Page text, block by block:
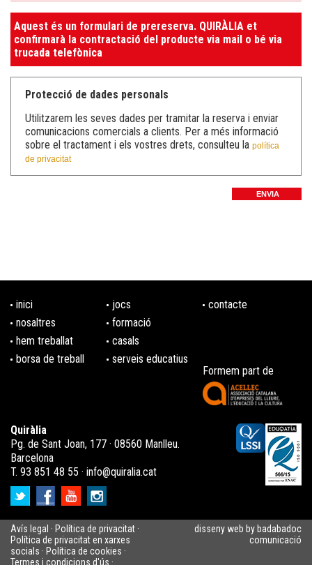
Aquest és un formulari de prereserva. QUIRÀLIA et
confirmarà la contractació del producte via mail o bé via
trucada telefònica
Protecció de dades personals
Utilitzarem les seves dades per tramitar la reserva i enviar
comunicacions comercials a clients. Per a més informació
sobre el tractament i els vostres drets, consulteu la política
de privacitat
inici
nosaltres
hem treballat
borsa de treball
jocs
formació
casals
serveis educatius
contacte
Formem part de
Quiràlia
Pg. de Sant Joan, 177 · 08560 Manlleu.
Barcelona
T. 93 851 48 55 · info@quiralia.cat
Avís legal · Política de privacitat ·
Política de privacitat en xarxes
socials · Política de cookies ·
Termes i condicions d'ús ·
disseny web by badabadoc
comunicació